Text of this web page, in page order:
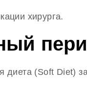
хирурга.
диета (Soft Diet)